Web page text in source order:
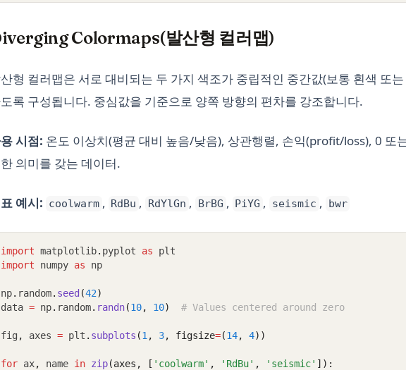
Colormaps(발산형 컬러맵)
형 컬러맵은 서로 대비되는 두 가지 색조가 중립적인 중간값(보통 흰색 또
록 구성됩니다. 중심값을 기준으로 양쪽 방향의 편차를 강조합니다.
시점: 온도 이상치(평균 대비 높음/낮음), 상관행렬, 손익(profit/loss), 0 또
의미를 갖는 데이터.
예시: coolwarm , RdBu , RdYlGn , BrBG , PiYG , seismic , bwr
import matplotlib. pyplot as plt
import numpy as np
np. random. seed (42)
data = np. random. randn(10, 10) # Values centered around zero
fig , axes = plt . subplots (1 , 3, figsize=(14, 4))
for ax, name in zip(axes, [ 'coolwarm' , 'RdBu' , 'seismic' ]):